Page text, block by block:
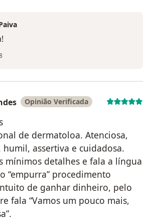
Opinião Verificada
de dermatoloa. Atenciosa,
assertiva e cuidadosa.
mínimos detalhes e fala a língua
“empurra” procedimento
de ganhar dinheiro, pelo
fala “Vamos um pouco mais,